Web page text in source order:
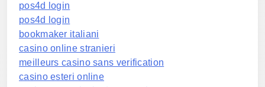
pos4d login
pos4d login
bookmaker italiani
casino online stranieri
meilleurs casino sans verification
casino esteri online